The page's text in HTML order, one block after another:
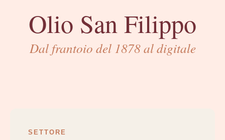
Olio San Filippo
Dal frantoio del 1878 al digitale
SETTORE